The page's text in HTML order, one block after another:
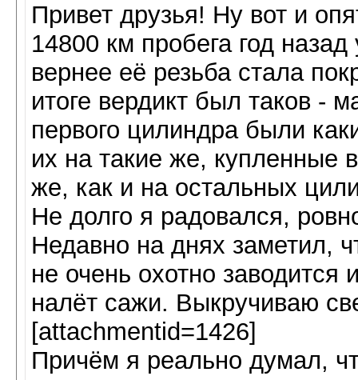
Привет друзья! Ну вот и
14800 км пробега год
вернее её резьба стала
итоге вердикт был таков -
первого цилиндра были
их на такие же, купленные
же, как и на остальных
Не долго я радовался,
Недавно на днях заметил,
не очень охотно
налёт сажи. Выкручиваю
[attachmentid=1426]
Причём я реально думал,